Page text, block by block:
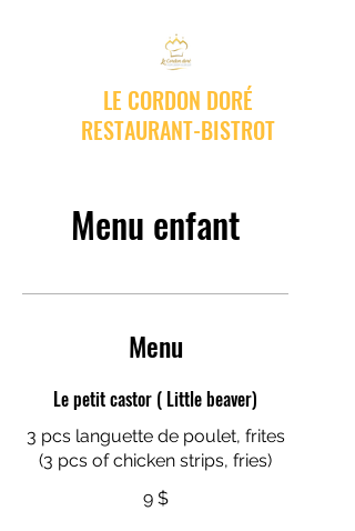
LE CORDON DORÉ
RESTAURANT-BISTROT
Menu enfant
Menu
Le petit castor ( Little beaver)
3 pcs languette de poulet, frites
(3 pcs of chicken strips, fries)
9 $